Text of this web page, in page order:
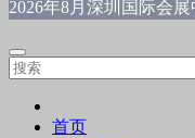
2026年8月深圳国际会
首页